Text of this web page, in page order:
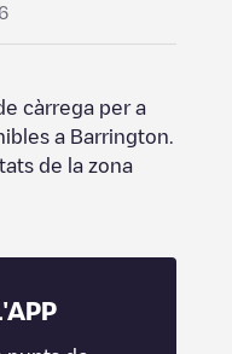
càrrega per a
a Barrington
de la zona